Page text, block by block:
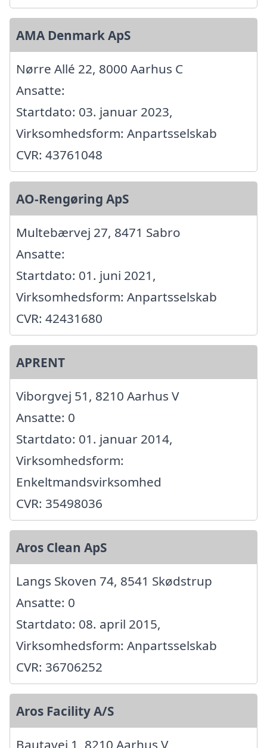
AMA Denmark ApS
Nørre Allé 22, 8000 Aarhus C
Ansatte:
Startdato: 03. januar 2023,
Virksomhedsform: Anpartsselskab
CVR: 43761048
AO-Rengøring ApS
Multebærvej 27, 8471 Sabro
Ansatte:
Startdato: 01. juni 2021,
Virksomhedsform: Anpartsselskab
CVR: 42431680
APRENT
Viborgvej 51, 8210 Aarhus V
Ansatte: 0
Startdato: 01. januar 2014,
Virksomhedsform:
Enkeltmandsvirksomhed
CVR: 35498036
Aros Clean ApS
Langs Skoven 74, 8541 Skødstrup
Ansatte: 0
Startdato: 08. april 2015,
Virksomhedsform: Anpartsselskab
CVR: 36706252
Aros Facility A/S
Bautavej 1, 8210 Aarhus V